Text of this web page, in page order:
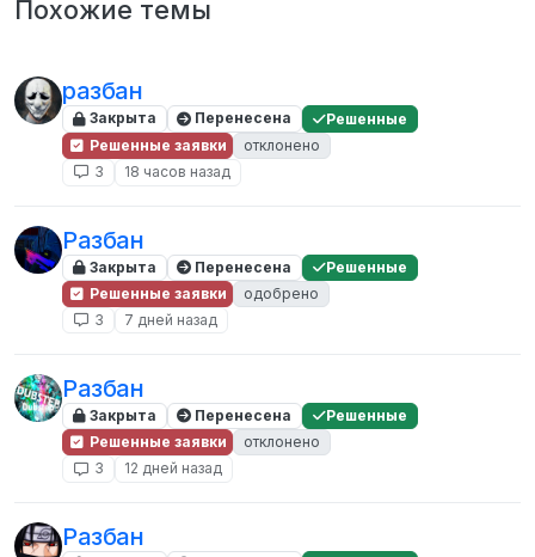
Похожие темы
разбан
Закрыта Перенесена
Решенные
Решенные заявки
отклонено
3
18 часов назад
Разбан
Закрыта Перенесена
Решенные
Решенные заявки
одобрено
3
7 дней назад
Разбан
Закрыта Перенесена
Решенные
Решенные заявки
отклонено
3
12 дней назад
Разбан